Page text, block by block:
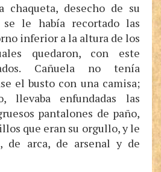
chaqueta, desecho de su
le había recortado las
inferior a la altura de los
quedaron, con este
Cañuela no tenía
el busto con una camisa;
llevaba enfundadas las
pantalones de paño,
que eran su orgullo, y le
de arca, de arsenal y de